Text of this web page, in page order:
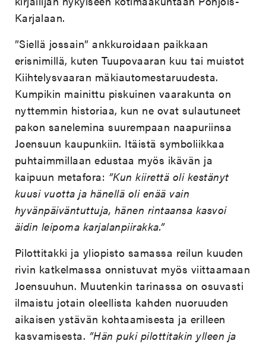
Karjalaan.
”Siellä jossain” ankkuroidaan paikkaan
erisnimillä, kuten Tuupovaaran kuu tai muistot
Kiihtelysvaaran mäkiautomestaruudesta.
Kumpikin mainittu piskuinen vaarakunta on
nyttemmin historiaa, kun ne ovat sulautuneet
pakon sanelemina suurempaan naapuriinsa
Joensuun kaupunkiin. Itäistä symboliikkaa
puhtaimmillaan edustaa myös ikävän ja
kaipuun metafora: ”Kun kiirettä oli kestänyt
kuusi vuotta ja hänellä oli enää vain
hyvänpäiväntuttuja, hänen rintaansa kasvoi
äidin leipoma karjalanpiirakka.”
Pilottitakki ja yliopisto samassa reilun kuuden
rivin katkelmassa onnistuvat myös viittaamaan
Joensuuhun. Muutenkin tarinassa on osuvasti
ilmaistu jotain oleellista kahden nuoruuden
aikaisen ystävän kohtaamisesta ja erilleen
kasvamisesta. ”Hän puki pilottitakin ylleen ja